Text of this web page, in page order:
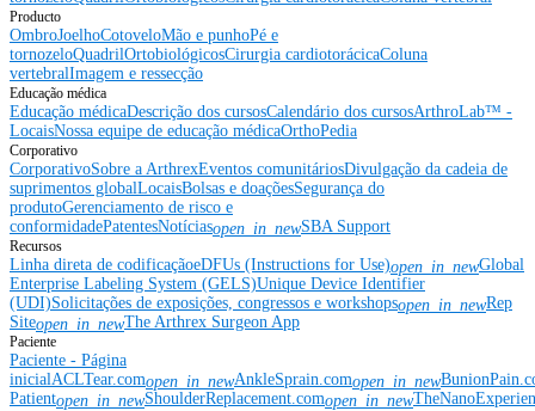
Producto
OmbroJoelhoCotoveloMão e punhoPé e
tornozeloQuadrilOrtobiológicosCirurgia cardiotorácicaColuna
vertebralImagem e ressecção
Educação médica
Educação médicaDescrição dos cursosCalendário dos cursosArthroLab™ -
LocaisNossa equipe de educação médicaOrthoPedia
Corporativo
CorporativoSobre a ArthrexEventos comunitáriosDivulgação da cadeia de
suprimentos globalLocaisBolsas e doaçõesSegurança do
produtoGerenciamento de risco e
conformidadePatentesNotíciasopen_in_newSBA Support
Recursos
Linha direta de codificaçãoeDFUs (Instructions for Use)open_in_newGlobal
Enterprise Labeling System (GELS)Unique Device Identifier
(UDI)Solicitações de exposições, congressos e workshopsopen_in_newRep
Siteopen_in_newThe Arthrex Surgeon App
Paciente
Paciente - Página
inicialACLTear.comopen_in_newAnkleSprain.comopen_in_new
Patientopen_in_newShoulderReplacement.comopen_in_new